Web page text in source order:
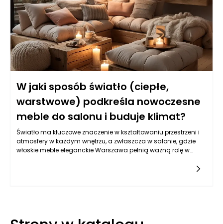
W jaki sposób światło (ciepłe,
warstwowe) podkreśla nowoczesne
meble do salonu i buduje klimat?
Światło ma kluczowe znaczenie w kształtowaniu przestrzeni i
atmosfery w każdym wnętrzu, a zwłaszcza w salonie, gdzie
włoskie meble eleganckie Warszawa pełnią ważną rolę w
zarówno naturalne, jak i sztuczne, może oczarować przestrzeń,